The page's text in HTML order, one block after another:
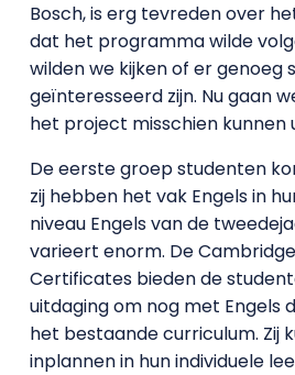
Bosch, is erg tevreden over
dat het programma wilde
wilden we kijken of er genoeg
geïnteresseerd zijn. Nu gaan
het project misschien kunnen
De eerste groep studenten
zij hebben het vak Engels in
niveau Engels van de
varieert enorm. De Cambridge
Certificates bieden de
uitdaging om nog met Engels
het bestaande curriculum. Zij
inplannen in hun individuele